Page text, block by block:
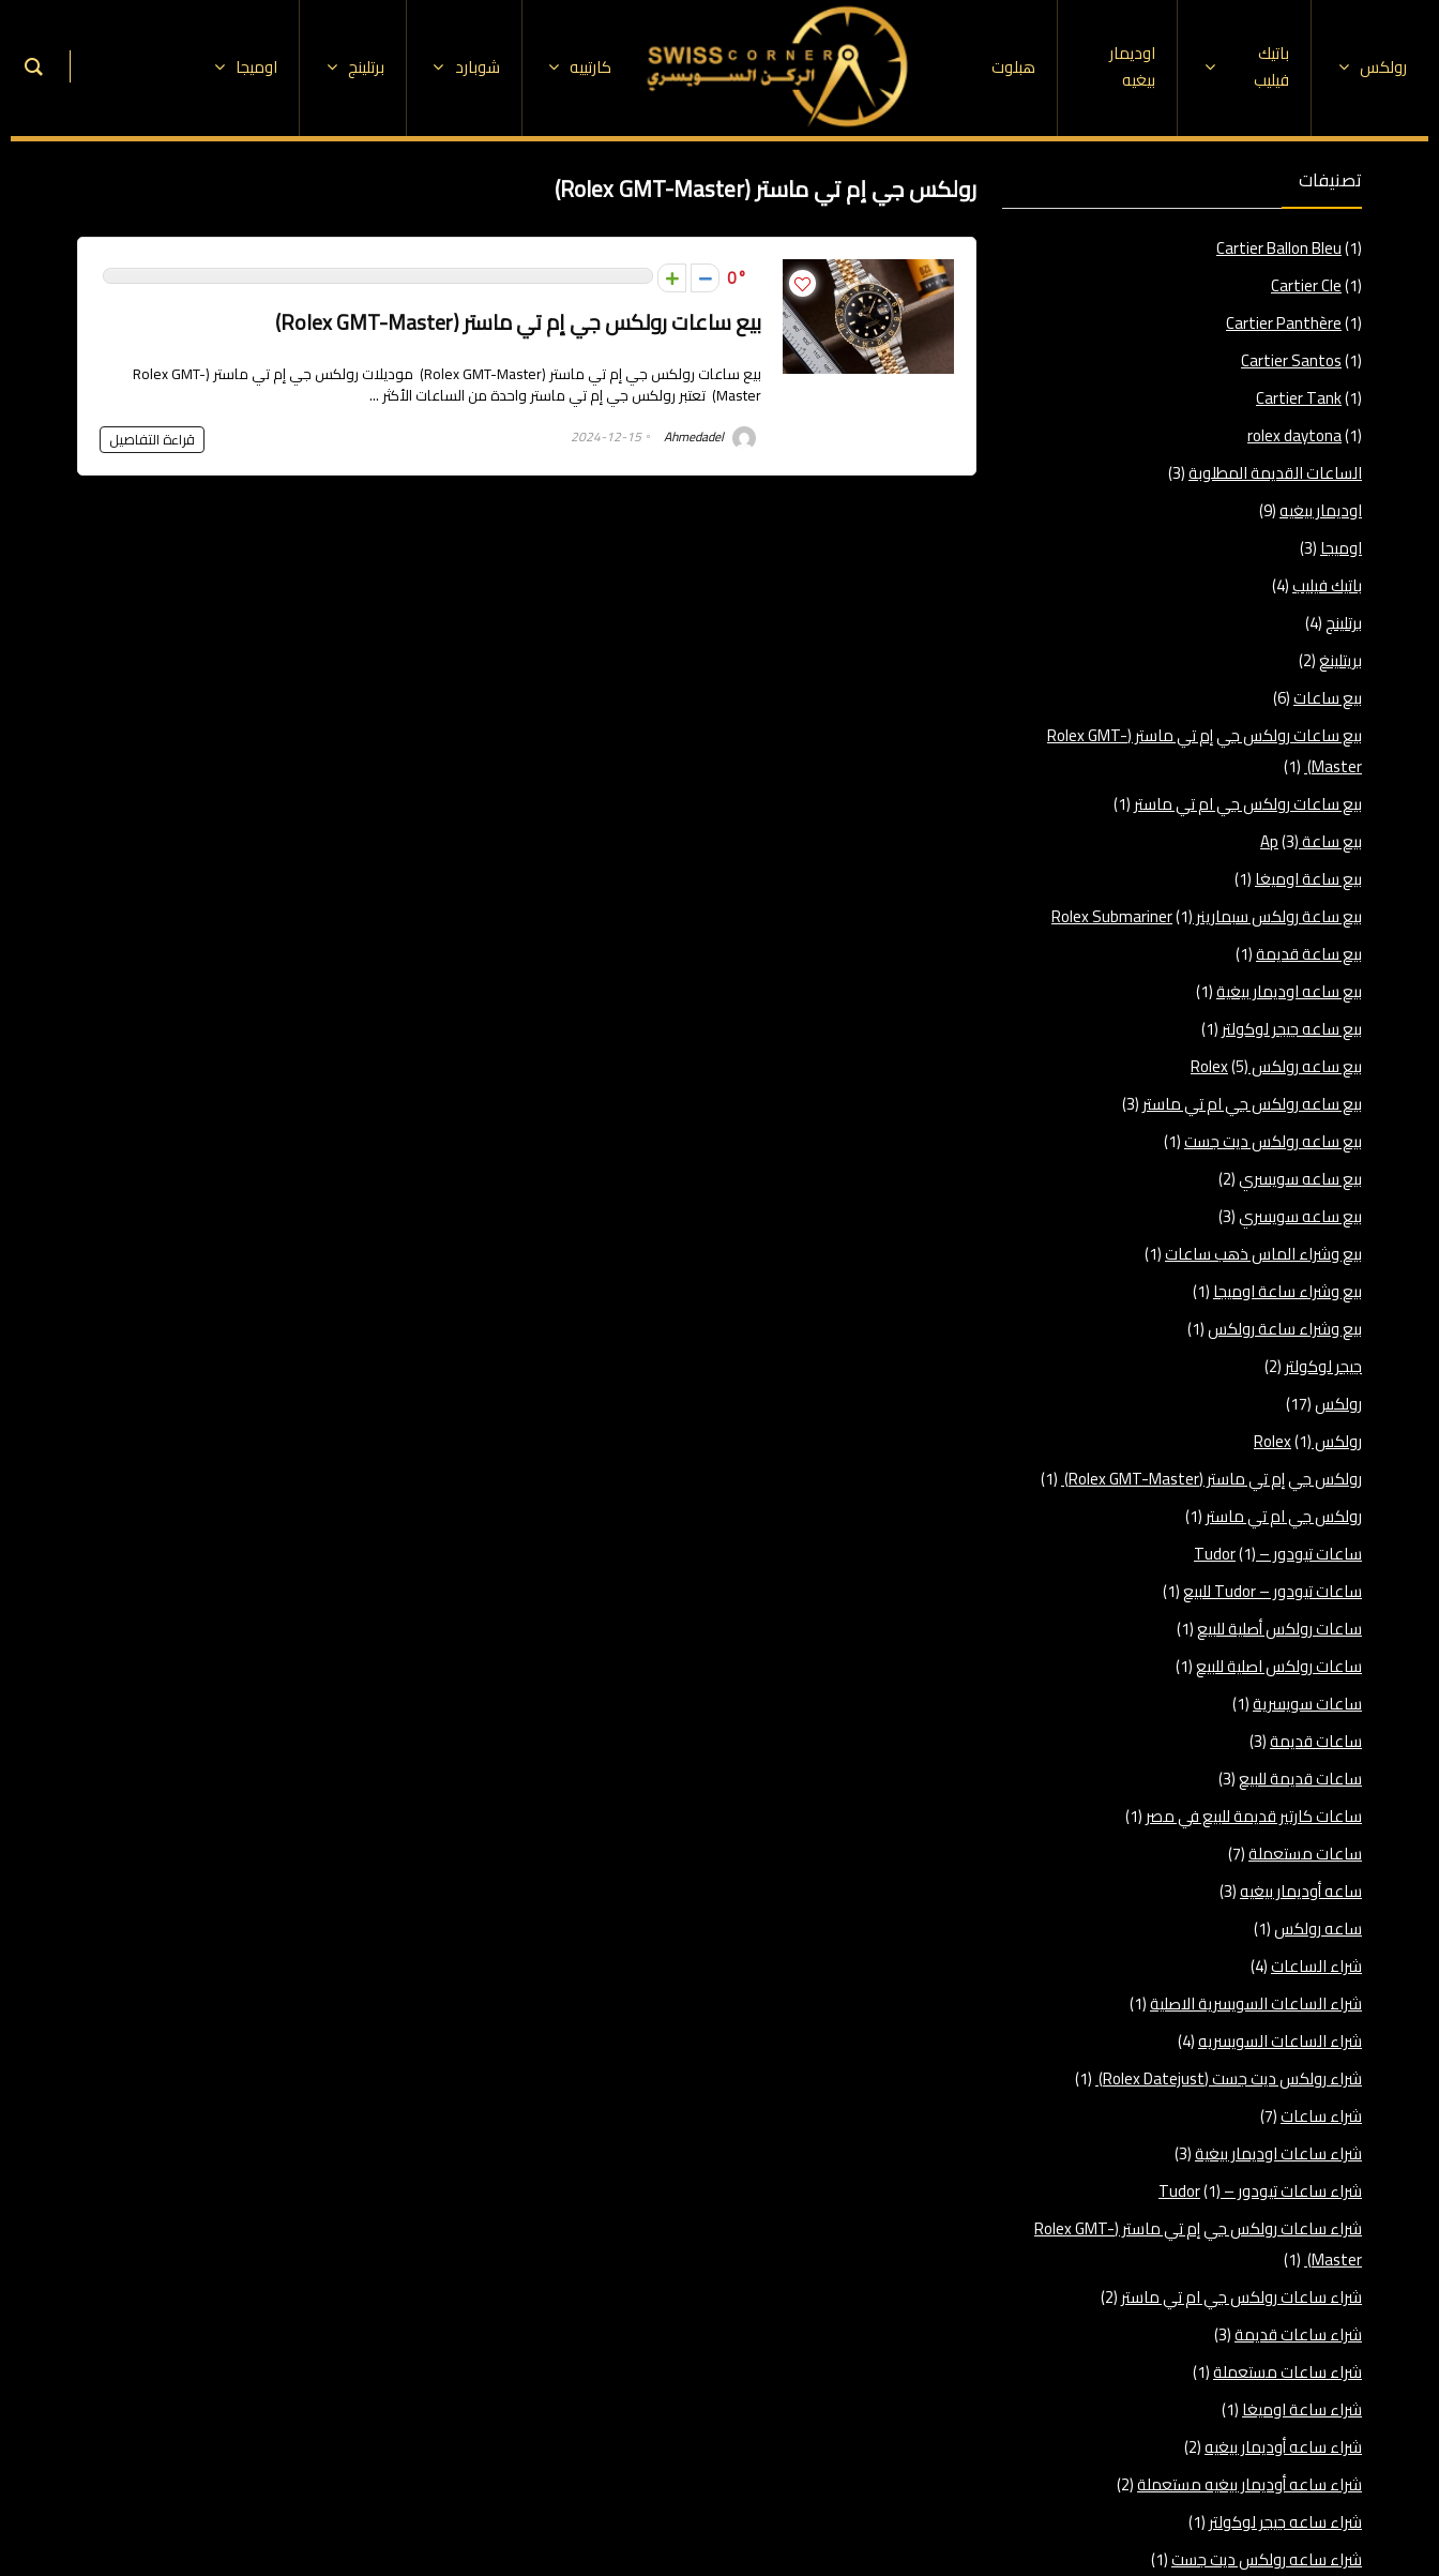
رولكس
باتيك
فيليب
اوديمار
بيغيه
هبلوت كارتييه شوبارد برتلينج اوميجا
رولكس جي إم تي ماستر (Rolex GMT-Master)
0
بيع ساعات رولكس جي إم تي ماستر (Rolex GMT-Master)
بيع ساعات رولكس جي إم تي ماستر (Rolex GMT-Master) موديلات رولكس جي إم تي ماستر (Rolex GMT-
Master) تعتبر رولكس جي إم تي ماستر واحدة من الساعات الأكثر ...
Ahmedadel
2024-12-15 قراءة التفاصيل
تصنيفات
Cartier Ballon Bleu(1)
Cartier Cle(1)
Cartier Panthère(1)
Cartier Santos(1)
Cartier Tank(1)
rolex daytona(1)
الساعات القديمة المطلوبة(3)
اوديمار بيغيه(9)
اوميجا(3)
باتيك فيليب(4)
برتلينج(4)
بريتلينغ(2)
بيع ساعات(6)
بيع ساعات رولكس جي إم تي ماستر (Rolex GMT-
Master)
(1)
بيع ساعات رولكس جي ام تي ماستر(1)
بيع ساعة Ap(3)
بيع ساعة اوميغا(1)
بيع ساعة رولكس سبمارينر Rolex Submariner(1)
بيع ساعة قديمة(1)
بيع ساعه اوديمار بيغية(1)
بيع ساعه جيجر لوكولتر(1)
بيع ساعه رولكس Rolex(5)
بيع ساعه رولكس جي ام تي ماستر(3)
بيع ساعه رولكس ديت جست(1)
بيع ساعه سويسري(2)
بيع ساعه سويسري(3)
بيع وشراء الماس ذهب ساعات(1)
بيع وشراء ساعة اوميجا(1)
بيع وشراء ساعة رولكس(1)
جيجر لوكولتر(2)
رولكس(17)
رولكس Rolex(1)
رولكس جي إم تي ماستر (Rolex GMT-Master)
(1)
رولكس جي ام تي ماستر(1)
ساعات تيودور – Tudor(1)
ساعات تيودور – Tudor للبيع
(1)
ساعات رولكس أصلية للبيع(1)
ساعات رولكس اصلية للبيع(1)
ساعات سويسرية(1)
ساعات قديمة(3)
ساعات قديمة للبيع(3)
ساعات كارتير قديمة للبيع في مصر(1)
ساعات مستعملة(7)
ساعه أوديمار بيغيه(3)
ساعه رولكس(1)
شراء الساعات(4)
شراء الساعات السويسرية الاصلية(1)
شراء الساعات السويسريه(4)
شراء رولكس ديت جست (Rolex Datejust)
(1)
شراء ساعات(7)
شراء ساعات اوديمار بيغية(3)
شراء ساعات تيودور – Tudor(1)
شراء ساعات رولكس جي إم تي ماستر (Rolex GMT-
Master)
(1)
شراء ساعات رولكس جي ام تي ماستر(2)
شراء ساعات قديمة(3)
شراء ساعات مستعملة(1)
شراء ساعة اوميغا(1)
شراء ساعه أوديمار بيغيه(2)
شراء ساعه أوديمار بيغيه مستعملة(2)
شراء ساعه جيجر لوكولتر(1)
شراء ساعه رولكس ديت جست(1)